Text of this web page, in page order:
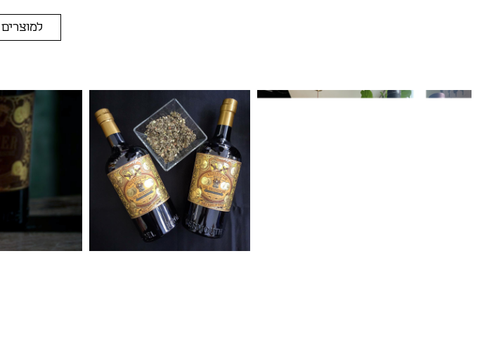
למוצרים